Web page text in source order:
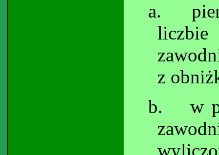
a.
z
b.
w